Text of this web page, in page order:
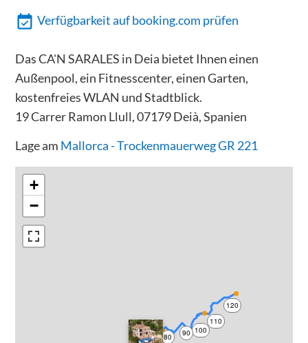
Verfügbarkeit auf booking.com prüfen
Das CA'N SARALES in Deia bietet Ihnen einen
Außenpool, ein Fitnesscenter, einen Garten,
kostenfreies WLAN und Stadtblick.
19 Carrer Ramon Llull, 07179 Deià, Spanien
Lage am Mallorca - Trockenmauerweg GR 221
7080 90 100
110
120
+
−